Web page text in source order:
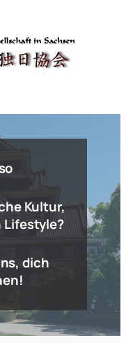
Kultur,
Lifestyle?
dich